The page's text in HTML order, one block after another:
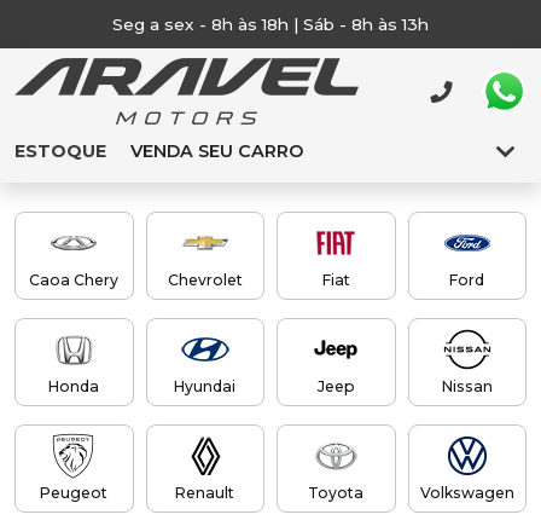
Seg a sex - 8h às 18h | Sáb - 8h às 13h
ESTOQUE VENDA SEU CARRO
Caoa Chery Chevrolet Fiat Ford
Honda Hyundai Jeep Nissan
Peugeot Renault Toyota Volkswagen